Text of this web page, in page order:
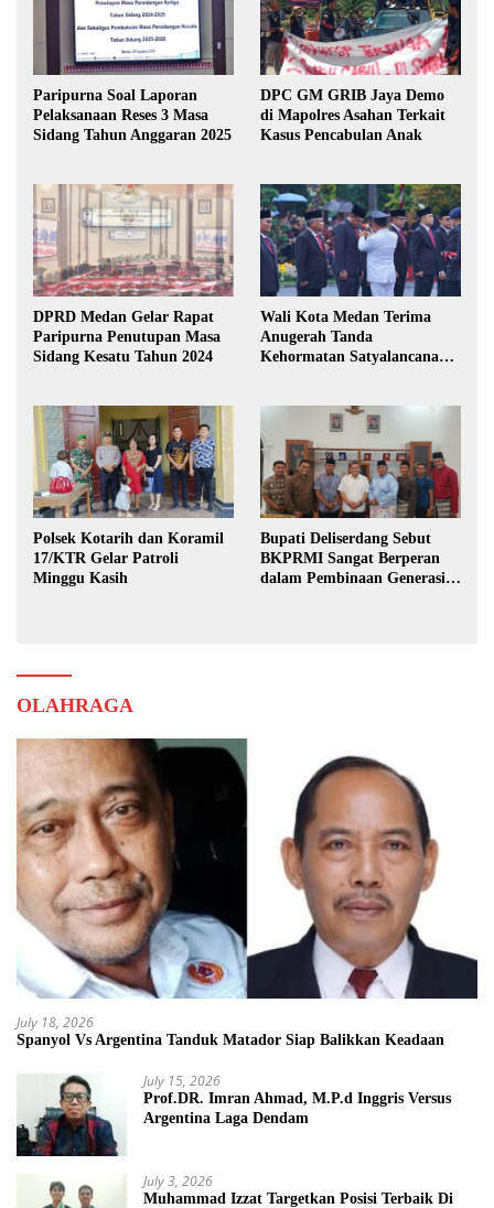
Paripurna Soal Laporan
Pelaksanaan Reses 3 Masa
Sidang Tahun Anggaran 2025
DPC GM GRIB Jaya Demo
di Mapolres Asahan Terkait
Kasus Pencabulan Anak
DPRD Medan Gelar Rapat
Paripurna Penutupan Masa
Sidang Kesatu Tahun 2024
Wali Kota Medan Terima
Anugerah Tanda
Kehormatan Satyalancana
Polsek Kotarih dan Koramil
17/KTR Gelar Patroli
Minggu Kasih
Bupati Deliserdang Sebut
BKPRMI Sangat Berperan
dalam Pembinaan Generasi
OLAHRAGA
July 18, 2026
Spanyol Vs Argentina Tanduk Matador Siap Balikkan Keadaan
July 15, 2026
Prof.DR. Imran Ahmad, M.P.d Inggris Versus
Argentina Laga Dendam
July 3, 2026
Muhammad Izzat Targetkan Posisi Terbaik Di